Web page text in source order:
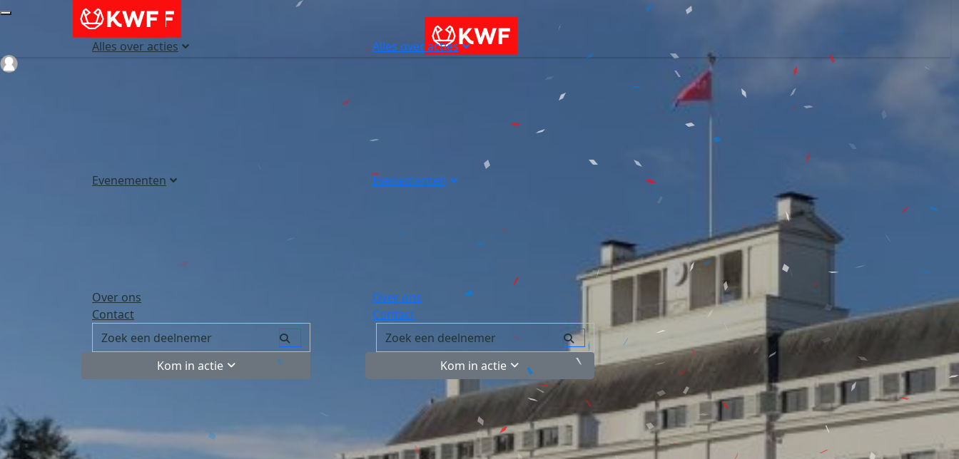
Alles over acties
Evenementen
Over ons
Contact
Kom in actie
Alles over acties
Evenementen
Over ons
Contact
Kom in actie